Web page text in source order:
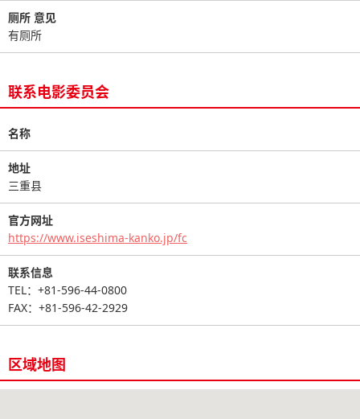
厕所 意见
有厕所
联系电影委员会
名称
地址
三重县
官方网址
https://www.iseshima-kanko.jp/fc
联系信息
TEL：+81-596-44-0800
FAX：+81-596-42-2929
区域地图